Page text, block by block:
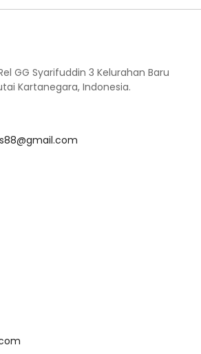
GG Syarifuddin 3 Kelurahan Baru
Kartanegara, Indonesia.